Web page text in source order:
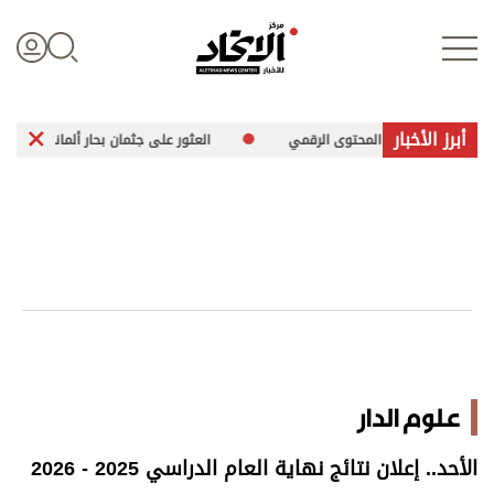
علوم الدار
اقتصاد
الرياضة
أبرز الأخبار
في المحتوى الرقمي العثور على جثمان بحار ألماني مفقود جنوب
علوم الدار
الأحد.. إعلان نتائج نهاية العام الدراسي 2025 - 2026